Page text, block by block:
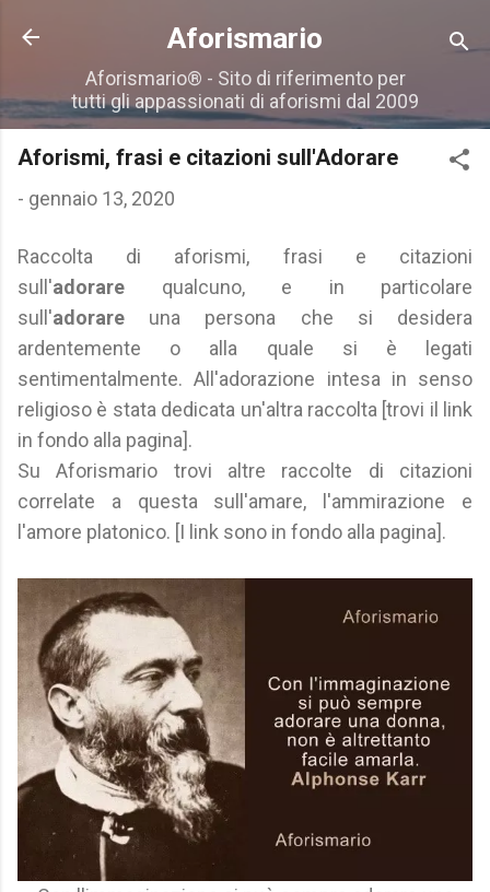
Passa ai contenuti principali
Aforismario
Aforismario® - Sito di riferimento per
tutti gli appassionati di aforismi dal 2009
Aforismi, frasi e citazioni sull'Adorare
- gennaio 13, 2020
Raccolta di aforismi, frasi e citazioni
sull'adorare qualcuno, e in particolare
sull'adorare una persona che si desidera
ardentemente o alla quale si è legati
sentimentalmente. All'adorazione intesa in senso
religioso è stata dedicata un'altra raccolta [trovi il link
in fondo alla pagina].
Su Aforismario trovi altre raccolte di citazioni
correlate a questa sull'amare, l'ammirazione e
l'amore platonico. [I link sono in fondo alla pagina].